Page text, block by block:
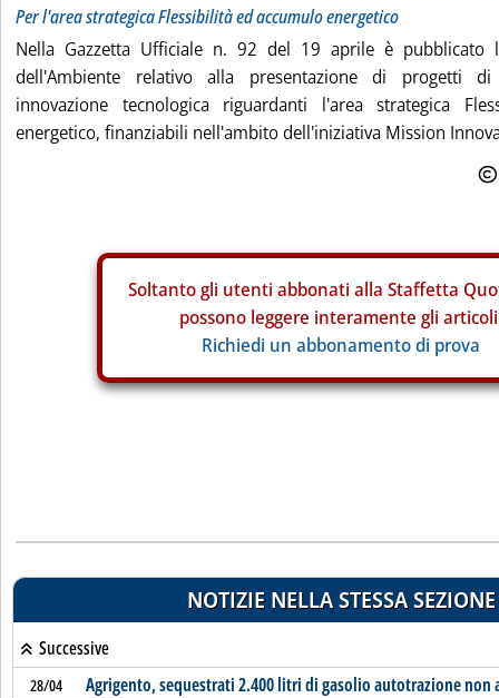
Per l'area strategica Flessibilità ed accumulo energetico
Nella Gazzetta Ufficiale n. 92 del 19 aprile è pubblicato
dell'Ambiente relativo alla presentazione di progetti
innovazione tecnologica riguardanti l'area strategica
energetico, finanziabili nell'ambito dell'iniziativa Mission
Soltanto gli utenti abbonati alla Staffetta
possono leggere interamente gli
Richiedi un abbonamento di prova
NOTIZIE NELLA STESSA SEZIONE
Successive
28/04 Agrigento, sequestrati 2.400 litri di gasolio autotrazione non